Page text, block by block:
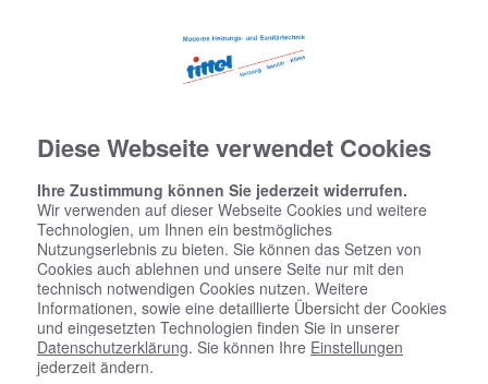
Diese Webseite verwendet Cookies
Ihre Zustimmung können Sie jederzeit widerrufen.
Wir verwenden auf dieser Webseite Cookies und weitere
Technologien, um Ihnen ein bestmögliches
Nutzungserlebnis zu bieten. Sie können das Setzen von
Cookies auch ablehnen und unsere Seite nur mit den
technisch notwendigen Cookies nutzen. Weitere
Informationen, sowie eine detaillierte Übersicht der Cookies
und eingesetzten Technologien finden Sie in unserer
Datenschutzerklärung. Sie können Ihre Einstellungen
jederzeit ändern.